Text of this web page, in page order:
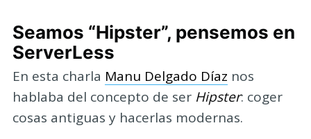
Seamos “Hipster”, pensemos en
ServerLess
En esta charla Manu Delgado Díaz nos
hablaba del concepto de ser Hipster: coger
cosas antiguas y hacerlas modernas.